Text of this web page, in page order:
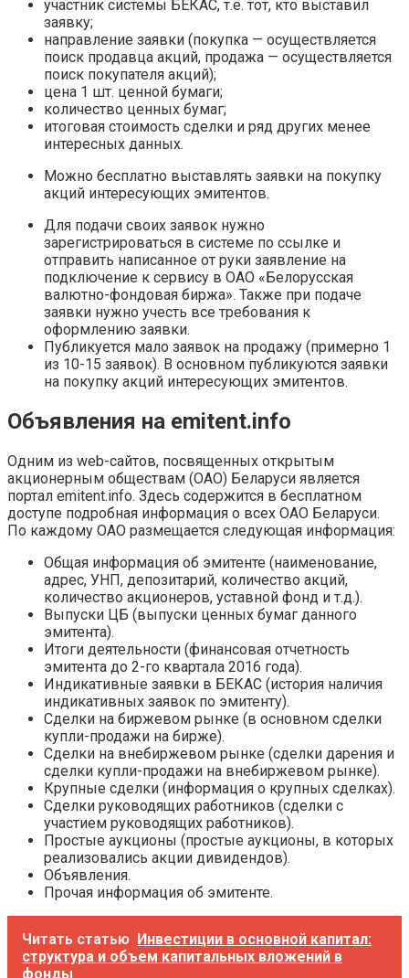
участник системы БЕКАС, т.е. тот, кто выставил
заявку;
направление заявки (покупка — осуществляется
поиск продавца акций, продажа — осуществляется
поиск покупателя акций);
цена 1 шт. ценной бумаги;
количество ценных бумаг;
итоговая стоимость сделки и ряд других менее
интересных данных.
Можно бесплатно выставлять заявки на покупку
акций интересующих эмитентов.
Для подачи своих заявок нужно
зарегистрироваться в системе по ссылке и
отправить написанное от руки заявление на
подключение к сервису в ОАО «Белорусская
валютно-фондовая биржа». Также при подаче
заявки нужно учесть все требования к
оформлению заявки.
Публикуется мало заявок на продажу (примерно 1
из 10-15 заявок). В основном публикуются заявки
на покупку акций интересующих эмитентов.
Объявления на emitent.info
Одним из web-сайтов, посвященных открытым
акционерным обществам (ОАО) Беларуси является
портал emitent.info. Здесь содержится в бесплатном
доступе подробная информация о всех ОАО Беларуси.
По каждому ОАО размещается следующая информация:
Общая информация об эмитенте (наименование,
адрес, УНП, депозитарий, количество акций,
количество акционеров, уставной фонд и т.д.).
Выпуски ЦБ (выпуски ценных бумаг данного
эмитента).
Итоги деятельности (финансовая отчетность
эмитента до 2-го квартала 2016 года).
Индикативные заявки в БЕКАС (история наличия
индикативных заявок по эмитенту).
Сделки на биржевом рынке (в основном сделки
купли-продажи на бирже).
Сделки на внебиржевом рынке (сделки дарения и
сделки купли-продажи на внебиржевом рынке).
Крупные сделки (информация о крупных сделках).
Сделки руководящих работников (сделки с
участием руководящих работников).
Простые аукционы (простые аукционы, в которых
реализовались акции дивидендов).
Объявления.
Прочая информация об эмитенте.
Читать статью Инвестиции в основной капитал:
структура и объем капитальных вложений в
фонды